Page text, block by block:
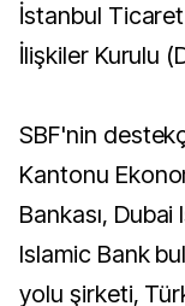
İstanbul Ticaret
İlişkiler Kurulu
SBF'nin
Kantonu
Bankası,
Islamic Bank
yolu şirketi,